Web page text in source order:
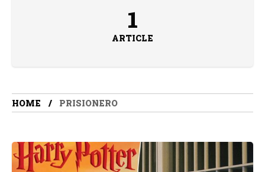
1
ARTICLE
HOME PRISIONERO